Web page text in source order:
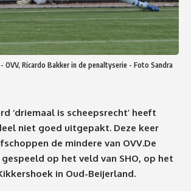
OVV, Ricardo Bakker in de penaltyserie - Foto Sandra
‘driemaal is scheepsrecht’ heeft
niet goed uitgepakt. Deze keer
de mindere van OVV.De
op het veld van SHO, op het
in Oud-Beijerland.